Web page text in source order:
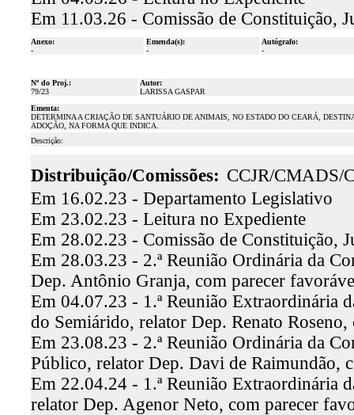
Em 11.03.26 - Comissão de Constituição,
Anexo:
-
Emenda(s):
-
Autógrafo:
-
Nº do Proj.:
79/23
Autor:
LARISSA GASPAR
Ementa:
DETERMINA A CRIAÇÃO DE SANTUÁRIO DE ANIMAIS, NO ESTADO DO CEARÁ,
ADOÇÃO, NA FORMA QUE INDICA.
Descrição:
Distribuição/Comissões: CCJR/CMADS/
Em 16.02.23 - Departamento Legislativo
Em 23.02.23 - Leitura no Expediente
Em 28.02.23 - Comissão de Constituição,
Em 28.03.23 - 2.ª Reunião Ordinária da
Dep. Antônio Granja, com parecer
Em 04.07.23 - 1.ª Reunião Extraordinária
do Semiárido, relator Dep. Renato
Em 23.08.23 - 2.ª Reunião Ordinária da
Público, relator Dep. Davi de Raimundão,
Em 22.04.24 - 1.ª Reunião Extraordinária
relator Dep. Agenor Neto, com parecer